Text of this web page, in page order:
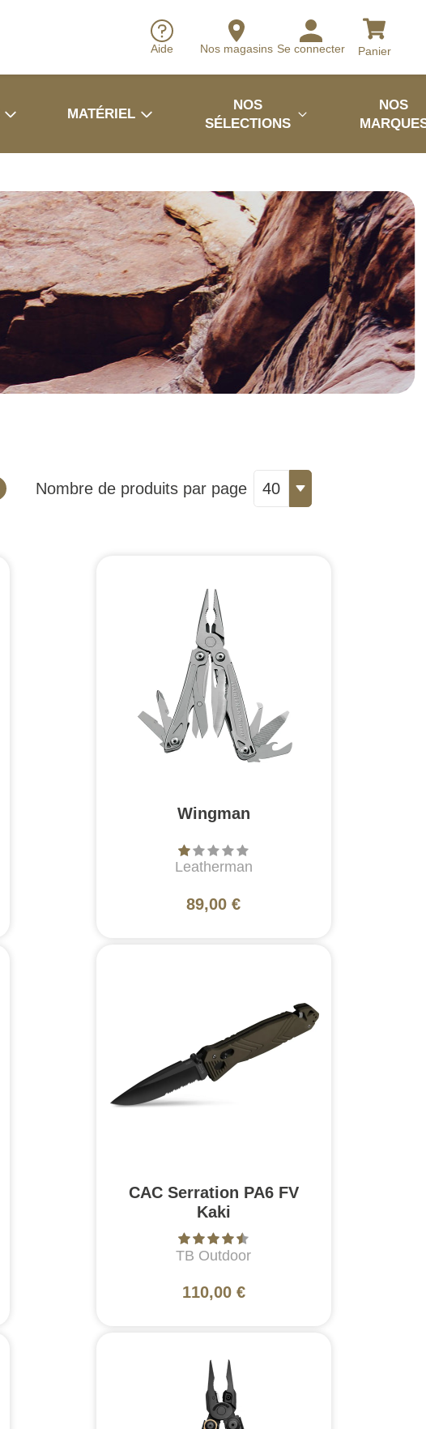
Aide Nos magasins Se connecter Panier
MATÉRIEL
NOS
SÉLECTIONS
NOS
Nombre de produits par page 40
Wingman
Leatherman
89,00 €
CAC Serration PA6 FV
Kaki
TB Outdoor
110,00 €